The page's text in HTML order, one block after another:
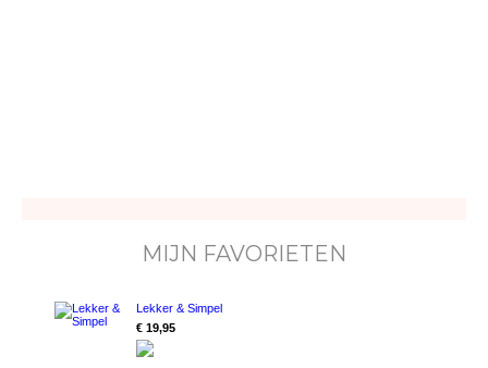
MIJN FAVORIETEN
Lekker & Simpel
€ 19,95